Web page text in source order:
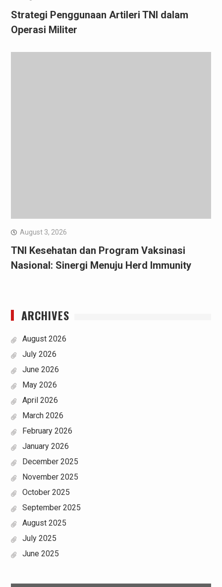
Strategi Penggunaan Artileri TNI dalam
Operasi Militer
August 3, 2026
TNI Kesehatan dan Program Vaksinasi
Nasional: Sinergi Menuju Herd Immunity
ARCHIVES
August 2026
July 2026
June 2026
May 2026
April 2026
March 2026
February 2026
January 2026
December 2025
November 2025
October 2025
September 2025
August 2025
July 2025
June 2025